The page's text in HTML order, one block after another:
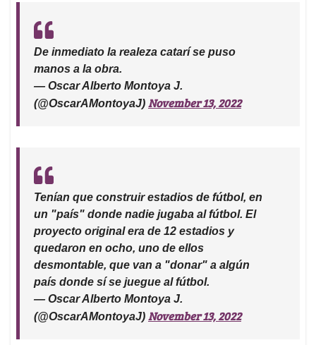
De inmediato la realeza catarí se puso
manos a la obra.
— Oscar Alberto Montoya J.
(@OscarAMontoyaJ) November 13, 2022
Tenían que construir estadios de fútbol, en
un "país" donde nadie jugaba al fútbol. El
proyecto original era de 12 estadios y
quedaron en ocho, uno de ellos
desmontable, que van a "donar" a algún
país donde sí se juegue al fútbol.
— Oscar Alberto Montoya J.
(@OscarAMontoyaJ) November 13, 2022